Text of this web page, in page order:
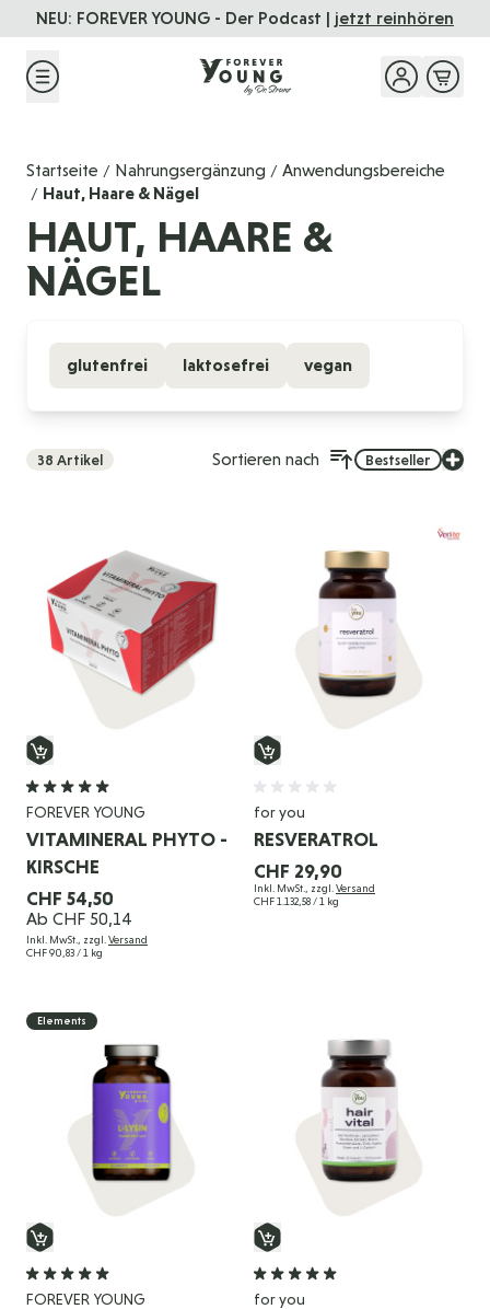
Direkt zum Inhalt
NEU: FOREVER YOUNG - Der Podcast | jetzt reinhören
Startseite / Nahrungsergänzung / Anwendungsbereiche
/ Haut, Haare & Nägel
HAUT, HAARE &
NÄGEL
glutenfrei laktosefrei vegan
38 Artikel Sortieren nach Bestseller
FOREVER YOUNG
VITAMINERAL PHYTO -
KIRSCHE
CHF 54,50
Ab CHF 50,14
Inkl. MwSt., zzgl. Versand
CHF 90,83 / 1 kg
for you
RESVERATROL
CHF 29,90
Inkl. MwSt., zzgl. Versand
CHF 1.132,58 / 1 kg
FOREVER YOUNG
Elements
for you